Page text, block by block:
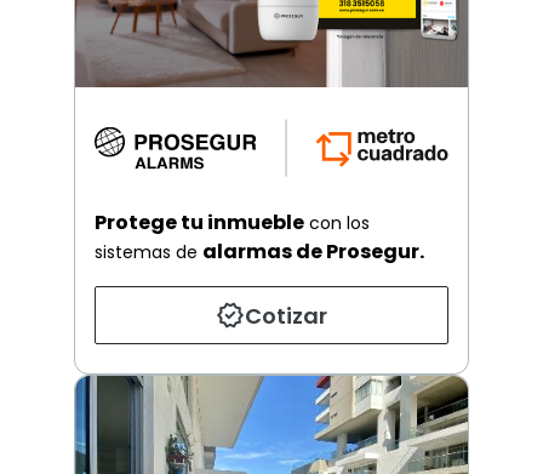
Protege tu inmueble con los
sistemas de alarmas de Prosegur.
Cotizar